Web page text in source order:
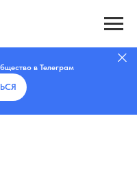
в Телеграм